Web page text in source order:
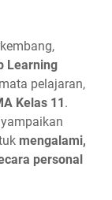
Learning
pelajaran,
Kelas 11.
mengalami,
personal